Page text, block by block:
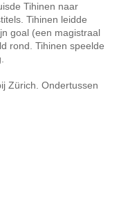
Tihinen naar
Tihinen leidde
goal (een magistraal
rond. Tihinen speelde
Zürich. Ondertussen